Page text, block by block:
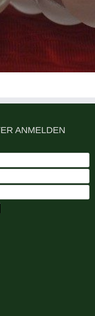
ANMELDEN